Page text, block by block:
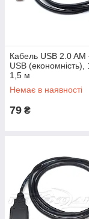
Кабель USB 2.0
USB (економність),
1,5 м
Немає в наявності
79 ₴